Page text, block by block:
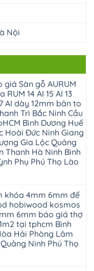
Nội
giá Sàn gỗ AURUM
14 AI 15 AI 13
AI dày 12mm bản to
Trì Bắc Ninh Cầu
Bình Dương Huế
Hoài Đức Ninh Giang
Gia Lộc Quảng
Thanh Hà Ninh Bình
Phụ Phú Thọ Lào
khóa 4mm 6mm đế
hobiwood kosmos
6mm báo giá thợ
tại tphcm Bình
Hải Phòng Lâm
Ninh Phú Thọ